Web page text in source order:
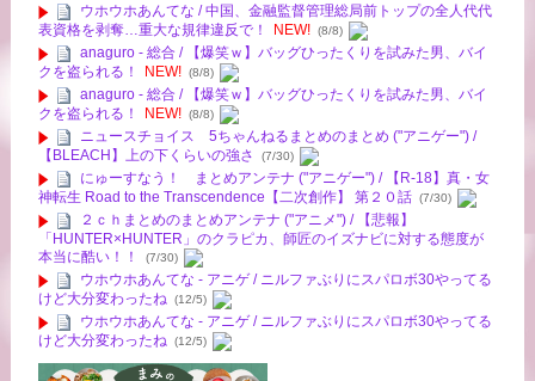
ウホウホあんてな / 中国、金融監督管理総局前トップの全人代代
表資格を剥奪…重大な規律違反で！
NEW! (8/8)
anaguro - 総合 / 【爆笑ｗ】バッグひったくりを試みた男、バイ
クを盗られる！
NEW! (8/8)
anaguro - 総合 / 【爆笑ｗ】バッグひったくりを試みた男、バイ
クを盗られる！
NEW! (8/8)
ニュースチョイス 5ちゃんねるまとめのまとめ ("アニゲー") /
【BLEACH】上の下くらいの強さ
(7/30)
にゅーすなう！ まとめアンテナ ("アニゲー") / 【R-18】真・女
神転生 Road to the Transcendence【二次創作】 第２０話 (7/30)
２ｃｈまとめのまとめアンテナ ("アニメ") / 【悲報】
「HUNTER×HUNTER」のクラピカ、師匠のイズナビに対する態度が
本当に酷い！！
(7/30)
ウホウホあんてな - アニゲ / ニルファぶりにスパロボ30やってる
けど大分変わったね (12/5)
ウホウホあんてな - アニゲ / ニルファぶりにスパロボ30やってる
けど大分変わったね (12/5)